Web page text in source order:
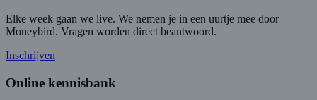
Elke week gaan we live. We nemen je in een uurtje mee door
Moneybird. Vragen worden direct beantwoord.
Inschrijven
Online kennisbank